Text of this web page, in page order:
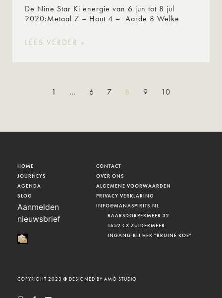
De Nine Star Ki energie van 6 jun tot 8 jul
2020:Metaal 7 – Hout 4 – Aarde 8 Welke
LEES VERDER »
1 … 6 7 8 9 10
HOME
JOURNEYS
AGENDA
BLOG
Aanmelden
nieuwsbrief
CONTACT
OVER ONS
ALGEMENE VOORWAARDEN
PRIVACY VERKLARING
INFO@MANASPIRITS.NL
BAARSDORPERMEER 32
1652 CX ZUIDERMEER
INGANG BIJ HEK "BRUINE KOE"
COPYRIGHT 2023 © DESIGNED BY AMÓ STUDIO